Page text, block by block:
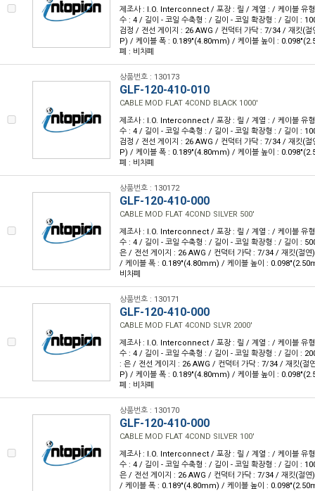
제조사 : I.O. Interconnect / 포장 : 릴 / 계열 : / 케이블 유형
수 : 4 / 길이 - 코일 수축형 : / 길이 - 코일 확장형 : / 길이 :
검정 / 전선 게이지 : 26 AWG / 컨덕터 가닥 : 7/34 / 재킷(절
P) / 케이블 폭 : 0.189"(4.80mm) / 케이블 높이 :
폐 : 비차폐
상품번호 : 130173
GLF-120-410-010
CABLE MOD FLAT 4COND BLACK 1000'
제조사 : I.O. Interconnect / 포장 : 릴 / 계열 : / 케이블 유형
수 : 4 / 길이 - 코일 수축형 : / 길이 - 코일 확장형 : / 길이 :
검정 / 전선 게이지 : 26 AWG / 컨덕터 가닥 : 7/34 / 재킷(절
P) / 케이블 폭 : 0.189"(4.80mm) / 케이블 높이 :
폐 : 비차폐
상품번호 : 130172
GLF-120-410-000
CABLE MOD FLAT 4COND SILVER 500'
제조사 : I.O. Interconnect / 포장 : 릴 / 계열 : / 케이블 유형
수 : 4 / 길이 - 코일 수축형 : / 길이 - 코일 확장형 : / 길이 :
은 / 전선 게이지 : 26 AWG / 컨덕터 가닥 : 7/34 / 재킷(절연
/ 케이블 폭 : 0.189"(4.80mm) / 케이블 높이 :
비차폐
상품번호 : 130171
GLF-120-410-000
CABLE MOD FLAT 4COND SLVR 2000'
제조사 : I.O. Interconnect / 포장 : 릴 / 계열 : / 케이블 유형
수 : 4 / 길이 - 코일 수축형 : / 길이 - 코일 확장형 : / 길이 :
: 은 / 전선 게이지 : 26 AWG / 컨덕터 가닥 : 7/34 / 재킷(절
P) / 케이블 폭 : 0.189"(4.80mm) / 케이블 높이 :
폐 : 비차폐
상품번호 : 130170
GLF-120-410-000
CABLE MOD FLAT 4COND SILVER 100'
제조사 : I.O. Interconnect / 포장 : 릴 / 계열 : / 케이블 유형
수 : 4 / 길이 - 코일 수축형 : / 길이 - 코일 확장형 : / 길이 :
은 / 전선 게이지 : 26 AWG / 컨덕터 가닥 : 7/34 / 재킷(절연
/ 케이블 폭 : 0.189"(4.80mm) / 케이블 높이 :